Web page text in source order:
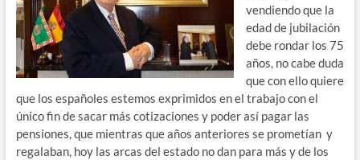
vendiendo que la
edad de jubilación
debe rondar los 75
años, no cabe duda
que con ello quiere
que los españoles estemos exprimidos en el trabajo con el
único fin de sacar más cotizaciones y poder así pagar las
pensiones, que mientras que años anteriores se prometían y
regalaban, hoy las arcas del estado no dan para más y de los